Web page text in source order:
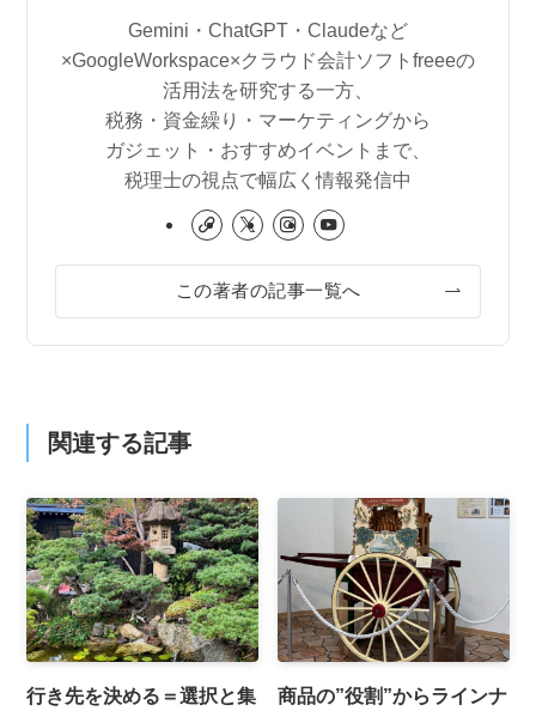
Gemini・ChatGPT・Claudeなど
×GoogleWorkspace×クラウド会計ソフトfreeeの
活用法を研究する一方、
税務・資金繰り・マーケティングから
ガジェット・おすすめイベントまで、
税理士の視点で幅広く情報発信中
この著者の記事一覧へ
関連する記事
行き先を決める＝選択と集
商品の”役割”からラインナ